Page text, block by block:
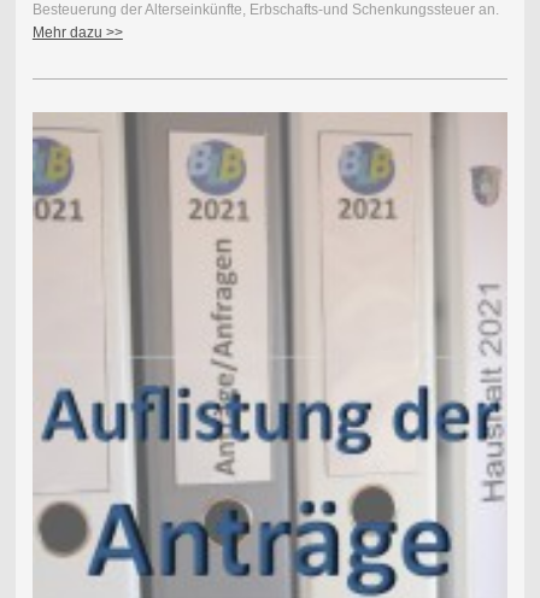
Besteuerung der Alterseinkünfte, Erbschafts-und Schenkungssteuer an.
Mehr dazu >>